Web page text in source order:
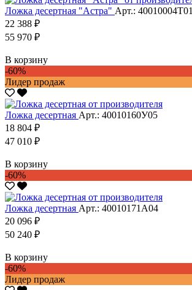
Ложка десертная "Астра" Арт.: 40010004Т01
22 388 ₽
55 970 ₽
В корзину
-60%
Лидер продаж
Ложка десертная Арт.: 40010160У05
18 804 ₽
47 010 ₽
В корзину
-60%
Ложка десертная Арт.: 40010171А04
20 096 ₽
50 240 ₽
В корзину
-60%
Лидер продаж